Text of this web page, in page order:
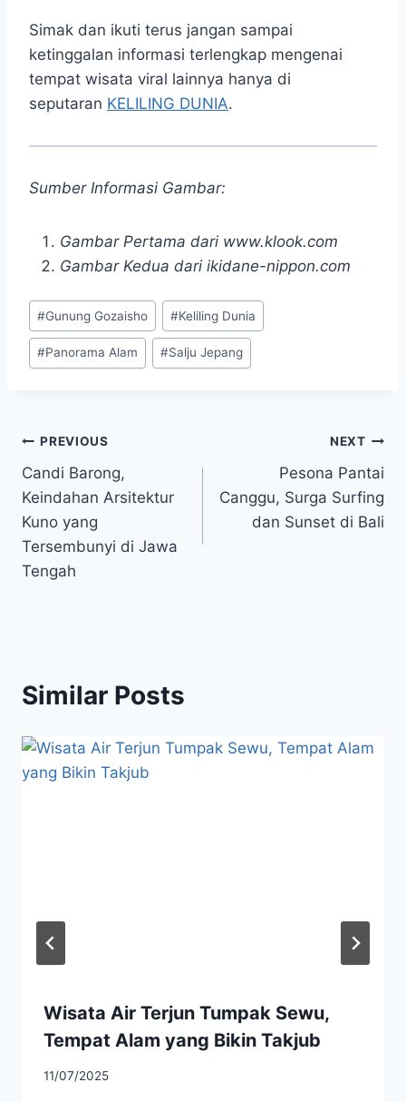
Simak dan ikuti terus jangan sampai
ketinggalan informasi terlengkap mengenai
tempat wisata viral lainnya hanya di
seputaran KELILING DUNIA.
Sumber Informasi Gambar:
Gambar Pertama dari www.klook.com
Gambar Kedua dari ikidane-nippon.com
Post
Tags:
#Gunung Gozaisho #Keliling Dunia
#Panorama Alam #Salju Jepang
Post
navigation
PREVIOUS
Candi Barong,
Keindahan Arsitektur
Kuno yang
Tersembunyi di Jawa
Tengah
NEXT
Pesona Pantai
Canggu, Surga Surfing
dan Sunset di Bali
Similar Posts
Wisata Air Terjun Tumpak Sewu,
Tempat Alam yang Bikin Takjub
11/07/2025